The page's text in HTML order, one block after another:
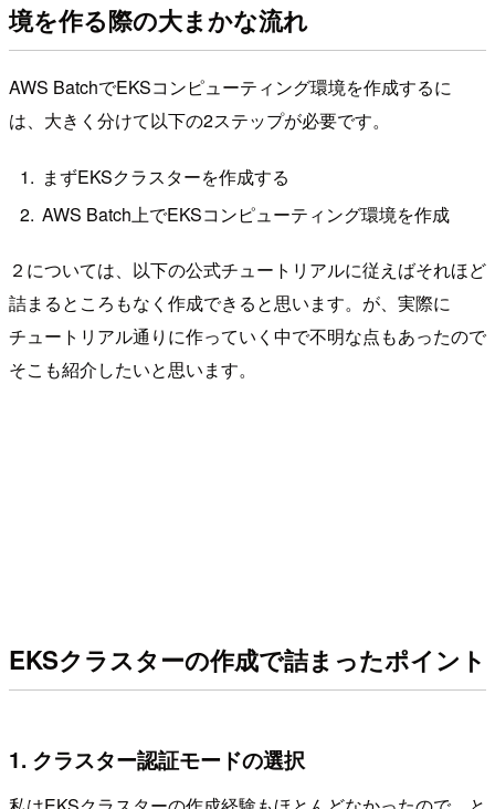
境を作る際の大まかな流れ
AWS BatchでEKSコンピューティング環境を作成するに
は、大きく分けて以下の2ステップが必要です。
まずEKSクラスターを作成する
AWS Batch上でEKSコンピューティング環境を作成
２については、以下の公式チュートリアルに従えばそれほど
詰まるところもなく作成できると思います。が、実際に
チュートリアル通りに作っていく中で不明な点もあったので
そこも紹介したいと思います。
EKSクラスターの作成で詰まったポイント
1. クラスター認証モードの選択